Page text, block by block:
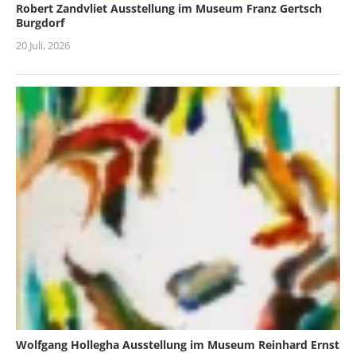
Robert Zandvliet Ausstellung im Museum Franz Gertsch
Burgdorf
20 Juli, 2026
Wolfgang Hollegha Ausstellung im Museum Reinhard Ernst